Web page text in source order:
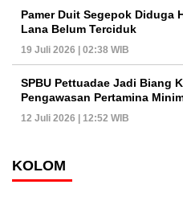
Pamer Duit Segepok Diduga
Lana Belum Terciduk
19 Juli 2026 | 02:38 WIB
SPBU Pettuadae Jadi Biang
Pengawasan Pertamina
12 Juli 2026 | 12:52 WIB
KOLOM